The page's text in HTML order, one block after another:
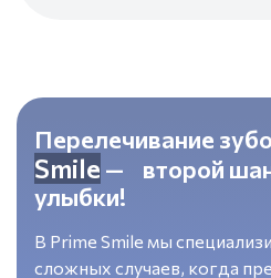
Перелечивание
Smile — второй
улыбки!
В Prime Smile мы
сложных случаев, когда